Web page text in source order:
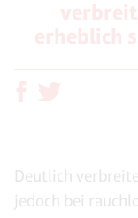
Deutlich
jedoch bei